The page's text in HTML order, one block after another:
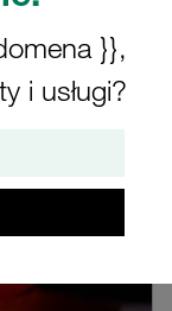
}},
i usługi?